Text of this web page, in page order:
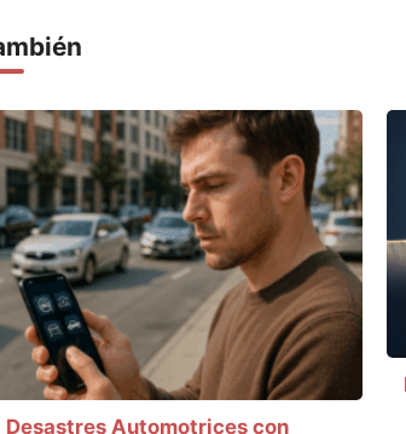
Desastres Automotrices con